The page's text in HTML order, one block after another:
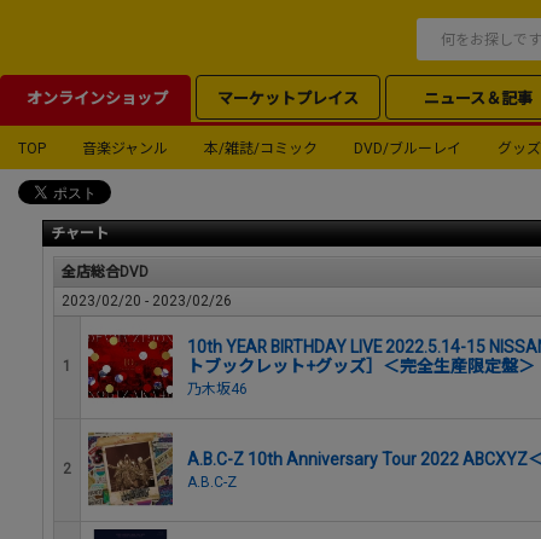
オンラインショップ マーケットプレイス ニュース＆記事
TOP 音楽ジャンル 本/雑誌/コミック DVD/ブルーレイ グッズ
チャート
全店総合DVD
2023/02/20 - 2023/02/26
1
10th YEAR BIRTHDAY LIVE 2022.5.14-15
トブックレット+グッズ］＜完全生産限定盤＞
乃木坂46
2 A.B.C-Z 10th Anniversary Tour 2022 ABCXYZ
A.B.C-Z